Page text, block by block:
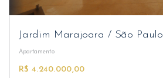
Jardim Marajoara / São Paulo
Apartamento
R$ 4.240.000,00